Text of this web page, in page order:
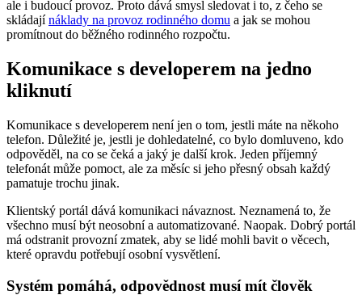
ale i budoucí provoz. Proto dává smysl sledovat i to, z čeho se
skládajínáklady na provoz rodinného domu a jak se mohou
promítnout do běžného rodinného rozpočtu.
Komunikace s developerem na jedno
kliknutí
Komunikace s developerem není jen o tom, jestli máte na někoho
telefon. Důležité je, jestli je dohledatelné, co bylo domluveno, kdo
odpověděl, na co se čeká a jaký je další krok. Jeden příjemný
telefonát může pomoct, ale za měsíc si jeho přesný obsah každý
pamatuje trochu jinak.
Klientský portál dává komunikaci návaznost. Neznamená to, že
všechno musí být neosobní a automatizované. Naopak. Dobrý portál
má odstranit provozní zmatek, aby se lidé mohli bavit o věcech,
které opravdu potřebují osobní vysvětlení.
Systém pomáhá, odpovědnost musí mít člověk